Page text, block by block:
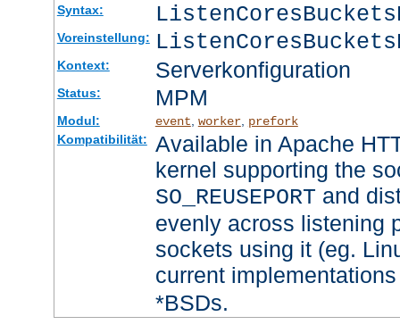
Syntax:
Voreinstellung:
Kontext: Serverkonfiguration
Status: MPM
Modul: event worker, prefork
Kompatibilität:
Available in Apache
kernel supporting the
SO_REUSEPORT and
evenly across listening
sockets using it (eg.
current
*BSDs.